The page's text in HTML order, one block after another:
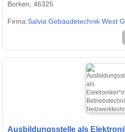
Borken, 46325
Firma:Salvia Gebäudetechnik West
Ausbildungsstelle als